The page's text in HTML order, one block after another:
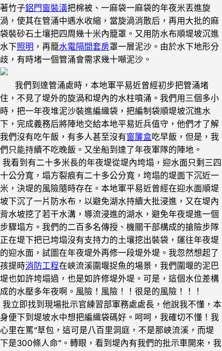
著竹子鋁門窗裝潢把棉被、一麻袋一麻袋的年夜米丟進旋
渦，使其在管涌中遇水收縮，當旋渦消散后，再用大批的麻
袋裝砂石土壤把四周幾十米內籠罩。又用防水布順堤坡沉進
水下照明 ，再籠水電隔間套房罩一層泥沙。由於水下地形分
歧，有時堵一個管涌會需求幾十噸泥沙。
我們到達管涌處時，本地軍平易近曾經初步把管涌堵
住，不見了堤外的旋渦和堤內的水柱噴涌。我們用三個多小
時，把一年夜堆泥沙裝進編織袋，把編制袋順堤坡沉進水
下，完成義務后將陣地交給本地平易近兵值守，他們才了解
我們沒有吃午飯，有多人甚至沒有窗簾盒吃早飯，但是，我
們只能持續不吃晚飯。又坐船到達了年夜軍隊的陣地。
我看到有二十多米長的年夜堤從堤內垮塌，迎水面只剩三四
十公分寬，塌方裂痕有二十多公分寬，垮塌的堤面下沉近一
米，決堤的風險隨時存在。本地軍平易近曾經在迎水面順堤
坡下沉了一片防水布，以避免湖水持續大批浸進，又在堤內
背水坡挖了若干水溝，導流浸進的湖水，避免年夜堤進一個
步驟塌方。我們的二百多名傳授、機關干部構成的搶險步隊
正在堤下把已垮塌沒有支持力的土壤挖出裝袋，運往年夜堤
的迎水面，試圖在年夜堤外再修一段堤外堤。我忽然想起了
孩提時消防工程在峽流溪圍堰捉魚的場景，我們圍堰的泥巴
堤也如許垮塌過，也是如許修堤外堤。可是，這個水位差構
成的水壓多年夜啊。風險！風險！！很是的風險！！！
我立即找到現場批示官練習部軍務處處長，他說我不懂，本
身便下到堤坡水中想把編織袋碼好。呵呵，我確切不懂！我
心里在罵“草包，這可是八百里洞庭，不是那峽流溪，而堤
下是300條人命”。轉眼，看到堤內有我們的批示車開來，我